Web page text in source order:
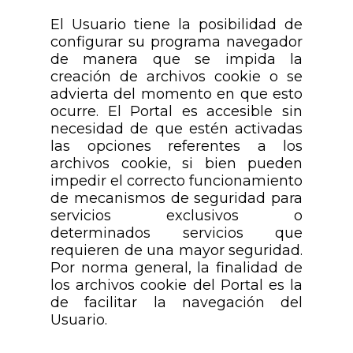
El Usuario tiene la posibilidad de
configurar su programa navegador
de manera que se impida la
creación de archivos cookie o se
advierta del momento en que esto
ocurre. El Portal es accesible sin
necesidad de que estén activadas
las opciones referentes a los
archivos cookie, si bien pueden
impedir el correcto funcionamiento
de mecanismos de seguridad para
servicios exclusivos o
determinados servicios que
requieren de una mayor seguridad.
Por norma general, la finalidad de
los archivos cookie del Portal es la
de facilitar la navegación del
Usuario.